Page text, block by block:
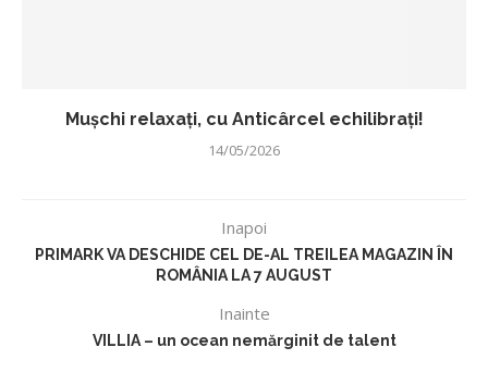
Mușchi relaxați, cu Anticârcel echilibrați!
14/05/2026
Inapoi
PRIMARK VA DESCHIDE CEL DE-AL TREILEA MAGAZIN ÎN
ROMÂNIA LA 7 AUGUST
Inainte
VILLIA – un ocean nemărginit de talent